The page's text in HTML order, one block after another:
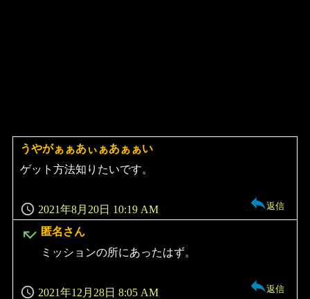
うやがぁぁあぃぁあぁぁい
よ
り:
2021年8月20日 10:19 AM
ゲット方法知りたいです。
返信
匿名さん
よ
2021年12月28日 8:05 AM
ミッションの所にあったはず。
返信